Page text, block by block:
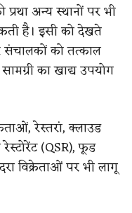
अन्य स्थानों पर भी
है। इसी को देखते
संचालकों को तत्काल
का खाद्य उपयोग
रेस्तरां, क्लाउड
(QSR), फूड
विक्रेताओं पर भी लागू